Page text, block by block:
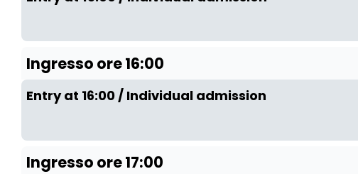
Ingresso ore 16:00
Entry at 16:00 / Individual admission
Ingresso ore 17:00